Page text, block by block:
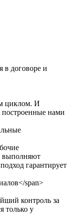
в договоре и
циклом. И
нами
выполняют
гарантирует
контроль за
только у